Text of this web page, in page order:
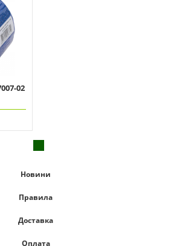
02
Новини
Правила
Доставка
Оплата